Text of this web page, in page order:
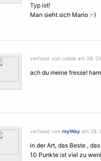
Typ ist!
Man sieht sich Mario :-)
verfasst von colole am 28.
ach du meine fresse!
verfasst von myWay am 28.
in der Art, das Beste ,
10 Punkte ist viel zu